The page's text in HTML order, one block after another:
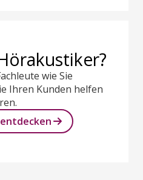
wie Sie
Ihren Kunden helfen